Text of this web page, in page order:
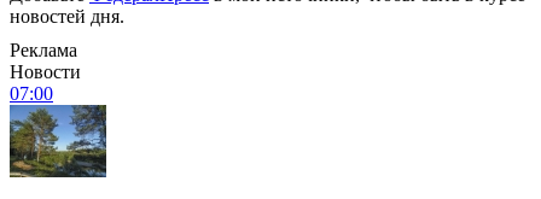
новостей дня.
Реклама
Новости
07:00